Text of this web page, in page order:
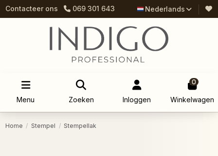
Contacteer ons 069 301 643 Nederlands
Menu Zoeken Inloggen
0
Winkelwagen
Home Stempel Stempellak